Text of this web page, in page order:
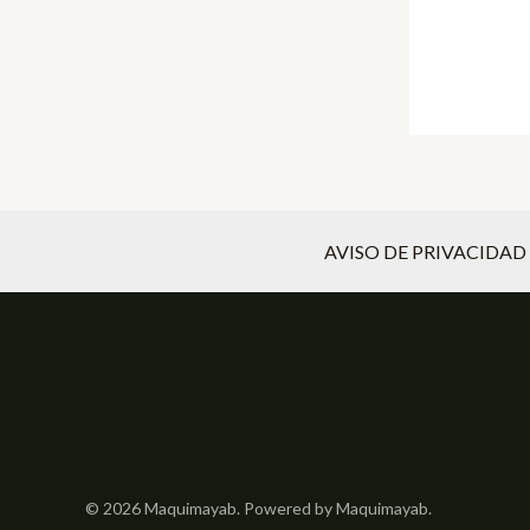
AVISO DE PRIVACIDAD
© 2026 Maquimayab. Powered by Maquimayab.